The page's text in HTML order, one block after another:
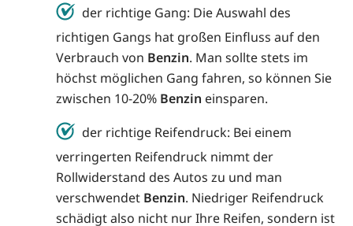
der richtige Gang: Die Auswahl des
richtigen Gangs hat großen Einfluss auf den
Verbrauch von Benzin. Man sollte stets im
höchst möglichen Gang fahren, so können Sie
zwischen 10-20% Benzin einsparen.
der richtige Reifendruck: Bei einem
verringerten Reifendruck nimmt der
Rollwiderstand des Autos zu und man
verschwendet Benzin. Niedriger Reifendruck
schädigt also nicht nur Ihre Reifen, sondern ist